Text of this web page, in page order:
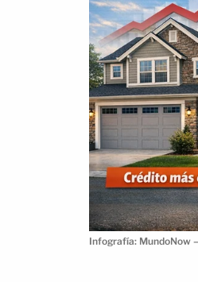
Infografía: MundoNow